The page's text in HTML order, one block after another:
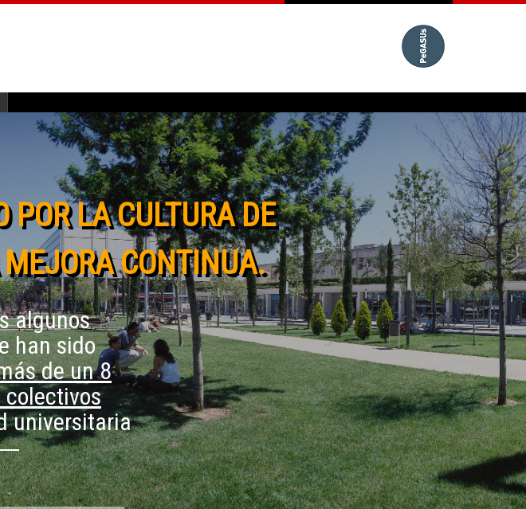
POR LA CULTURA DE
CONTINUA.
algunos
han sido
de un 8
colectivos
universitaria